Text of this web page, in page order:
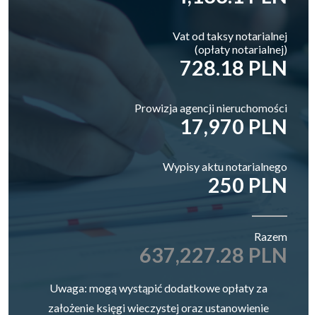
Vat od taksy notarialnej
(opłaty notarialnej)
728.18 PLN
Prowizja agencji nieruchomości
17,970 PLN
Wypisy aktu notarialnego
250 PLN
Razem
637,227.28 PLN
Uwaga: mogą wystąpić dodatkowe opłaty za
założenie księgi wieczystej oraz ustanowienie